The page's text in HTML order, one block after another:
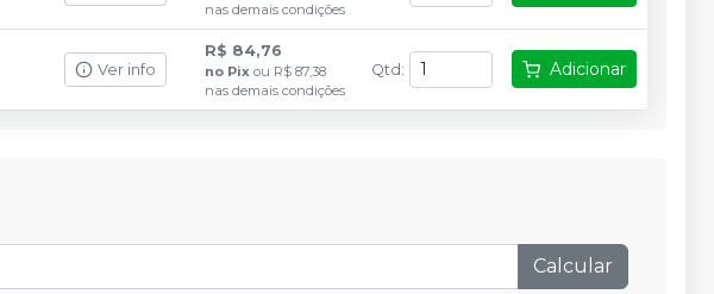
nas demais condições
Ver info
R$ 84,76
no Pix ou R$ 87,38
nas demais condições
Qtd : Adicionar
Calcular